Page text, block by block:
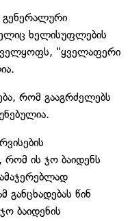
გენერალური
ხელისუფლების
"ყველაფერი
რომ გააგრძელებს
რომ ის ჯო ბაიდენს
განცხადებას წინ
ბაიდენის